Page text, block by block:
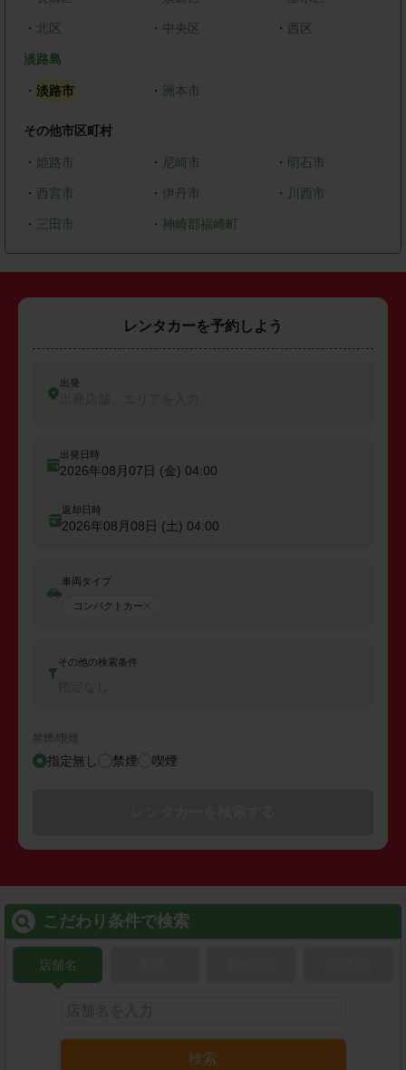
・ 北区 ・ 中央区 ・ 西区
淡路島
・ 淡路市 ・ 洲本市
その他市区町村
・ 姫路市 ・ 尼崎市 ・ 明石市
・ 西宮市 ・ 伊丹市 ・ 川西市
・ 三田市 ・ 神崎郡福崎町
レンタカーを予約しよう
出発
出発日時
2026年08月07日 (金) 04:00
返却日時
2026年08月08日 (土) 04:00
車両タイプ
コンパクトカー
その他の検索条件
禁煙/喫煙
指定無し 禁煙 喫煙
こだわり条件で検索
店舗名
検索